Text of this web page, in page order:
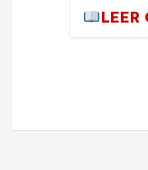
LEER